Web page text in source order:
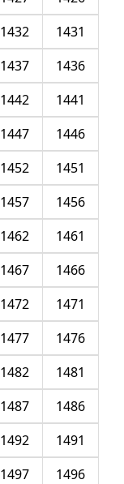
1431
1432
1436
1437
1441
1442
1446
1447
1451
1452
1456
1457
1461
1462
1466
1467
1471
1472
1476
1477
1481
1482
1486
1487
1491
1492
1496
1497